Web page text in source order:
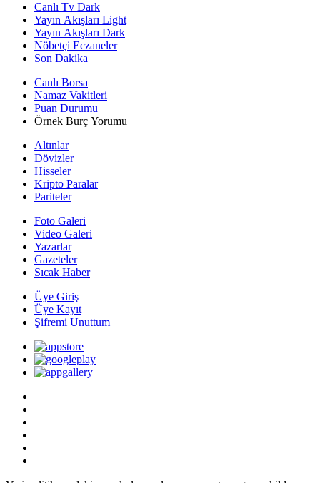
Canlı Tv Dark
Yayın Akışları Light
Yayın Akışları Dark
Nöbetçi Eczaneler
Son Dakika
Canlı Borsa
Namaz Vakitleri
Puan Durumu
Örnek Burç Yorumu
Altınlar
Dövizler
Hisseler
Kripto Paralar
Pariteler
Foto Galeri
Video Galeri
Yazarlar
Gazeteler
Sıcak Haber
Üye Giriş
Üye Kayıt
Şifremi Unuttum